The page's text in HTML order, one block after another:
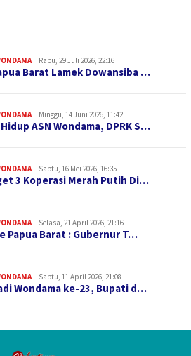
Rabu, 29 Juli 2026, 22:16
Barat Lamek Dowansiba …
Minggu, 14 Juni 2026, 11:42
ASN Wondama, DPRK S…
Sabtu, 16 Mei 2026, 16:35
3 Koperasi Merah Putih Di…
Selasa, 21 April 2026, 21:16
Papua Barat : Gubernur T…
Sabtu, 11 April 2026, 21:08
Wondama ke-23, Bupati d…